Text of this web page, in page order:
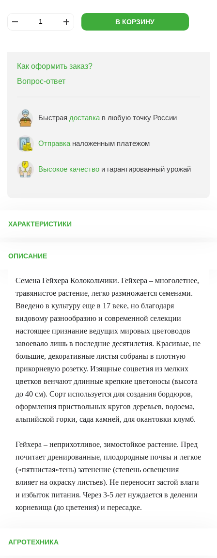
В КОРЗИНУ
Как оформить заказ?
Вопрос-ответ
Быстрая доставка в любую точку России
Отправка наложенным платежом
Высокое качество и гарантированный урожай
ХАРАКТЕРИСТИКИ
Бренд товара:
Срок отправки:ежедневно
ОПИСАНИЕ
Семена Гейхера Колокольчики. Гейхера – многолетнее,
травянистое растение, легко размножается семенами.
Введено в культуру еще в 17 веке, но благодаря
видовому разнообразию и современной селекции
настоящее признание ведущих мировых цветоводов
завоевало лишь в последние десятилетия. Красивые, не
большие, декоративные листья собраны в плотную
прикорневую розетку. Изящные соцветия из мелких
цветков венчают длинные крепкие цветоносы (высота
до 40 см). Сорт используется для создания бордюров,
оформления приствольных кругов деревьев, водоема,
альпийской горки, сада камней, для окантовки клумб.
Гейхера – неприхотливое, зимостойкое растение. Пред
почитает дренированные, плодородные почвы и легкое
(«пятнистая»тень) затенение (степень освещения
влияет на окраску листьев). Не переносит застой влаги
и избыток питания. Через 3-5 лет нуждается в делении
корневища (до цветения) и пересадке.
АГРОТЕХНИКА